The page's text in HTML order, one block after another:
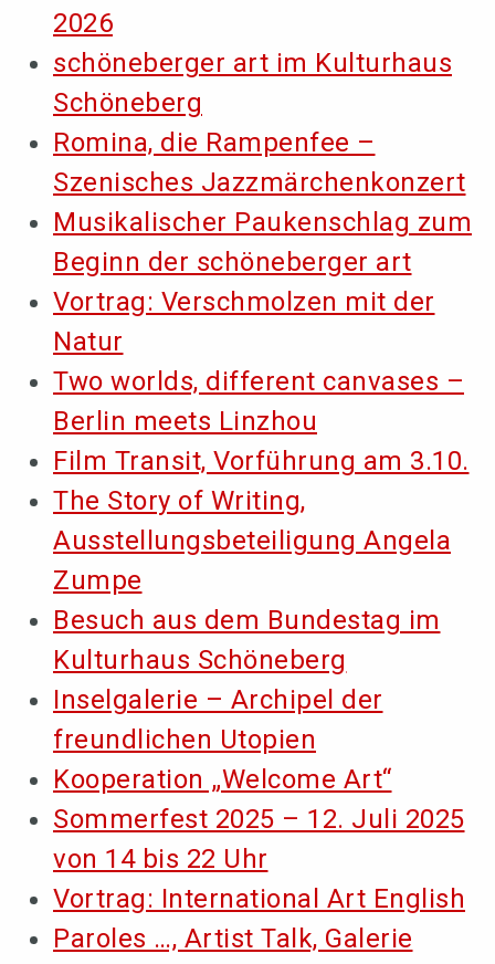
2026
schöneberger art im Kulturhaus
Schöneberg
Romina, die Rampenfee –
Szenisches Jazzmärchenkonzert
Musikalischer Paukenschlag zum
Beginn der schöneberger art
Vortrag: Verschmolzen mit der
Natur
Two worlds, different canvases –
Berlin meets Linzhou
Film Transit, Vorführung am 3.10.
The Story of Writing,
Ausstellungsbeteiligung Angela
Zumpe
Besuch aus dem Bundestag im
Kulturhaus Schöneberg
Inselgalerie – Archipel der
freundlichen Utopien
Kooperation „Welcome Art“
Sommerfest 2025 – 12. Juli 2025
von 14 bis 22 Uhr
Vortrag: International Art English
Paroles …, Artist Talk, Galerie